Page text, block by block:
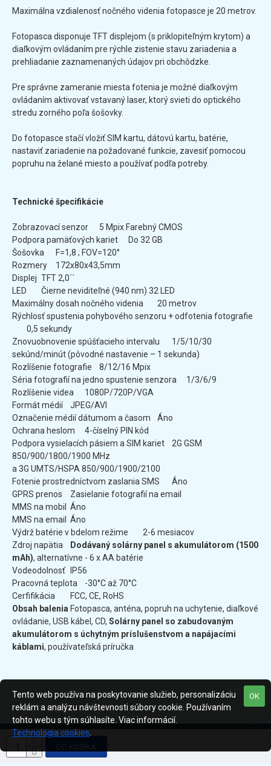
DO KOŠÍKA
Maximálna vzdialenosť nočného videnia fotopasce je 20 metrov.
Fotopasca disponuje TFT displejom (s priklopiteľným krytom) a
diaľkovým ovládaním pre rýchle zistenie stavu zariadenia a
prehliadanie zaznamenaných údajov pri obchôdzke.
Pre správne zameranie miesta fotenia je možné diaľkovým
ovládaním aktivovať vstavaný laser, ktorý svieti do optického
stredu zorného poľa šošovky.
Do fotopasce stačí vložiť SIM kartu, dátovú kartu, batérie,
nastaviť zariadenie na požadované funkcie, zavesiť pomocou
popruhu na želané miesto a používať podľa potreby.
Technické špecifikácie
Zobrazovací senzor
5 Mpix Farebný CMOS
Podpora pamäťových kariet
Do 32 GB
Šošovka
F=1,8 ; FOV=120°
Rozmery
172x80x43,5mm
Displej TFT 2,0´´
LED
Čierne neviditeľné (940 nm) 32 LED
Maximálny dosah nočného videnia
20 metrov
Rýchlosť spustenia pohybového senzoru + odfotenia fotografie
0,5 sekundy
Znovuobnovenie spúšťacieho intervalu
1/5/10/30
sekúnd/minút (pôvodné nastavenie – 1 sekunda)
Rozlíšenie fotografie
8/12/16 Mpix
Séria fotografií na jedno spustenie senzora
1/3/6/9
Rozlíšenie videa
1080P/720P/VGA
Formát médií
JPEG/AVI
Označenie médií dátumom a časom
Áno
Ochrana heslom
4-číselný PIN kód
Podpora vysielacích pásiem a SIM kariet
2G GSM
850/900/1800/1900 MHz
a 3G UMTS/HSPA 850/900/1900/2100
Fotenie prostredníctvom zaslania SMS
Áno
GPRS prenos
Zasielanie fotografií na email
MMS na mobil
Áno
MMS na email
Áno
Výdrž batérie v bdelom režime
2-6 mesiacov
Zdroj napätia
Dodávaný solárny panel s akumulátorom (1500
mAh), alternatívne - 6 x AA batérie
Vodeodolnosť
IP56
Pracovná teplota
-30°C až 70°C
Cerfifikácia
FCC, CE, RoHS
Obsah balenia Fotopasca, anténa, popruh na uchytenie, diaľkové
ovládanie, USB kábel, CD, Solárny panel so zabudovaným
akumulátorom s úchytným príslušenstvom a napájacími
káblami, používateľská príručka
OK
Tento web používa na poskytovanie služieb, personalizáciu
reklám a analýzu návštevnosti súbory cookie. Používaním
tohto webu s tým súhlasíte. Viac informácií.
Technológia cookies